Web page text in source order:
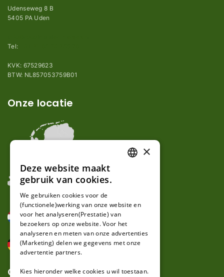
Udenseweg 8 B
5405 PA Uden
Tel:
KVK: 67529623
BTW: NL857053759B01
Onze locatie
Over ons
GERMAN
×
Deze website maakt
gebruik van cookies.
We gebruiken cookies voor de
(functionele)werking van onze website en
voor het analyseren(Prestatie) van
bezoekers op onze website. Voor het
analyseren en meten van onze advertenties
(Marketing) delen we gegevens met onze
advertentie partners.
Kies hieronder welke cookies u wil toestaan.